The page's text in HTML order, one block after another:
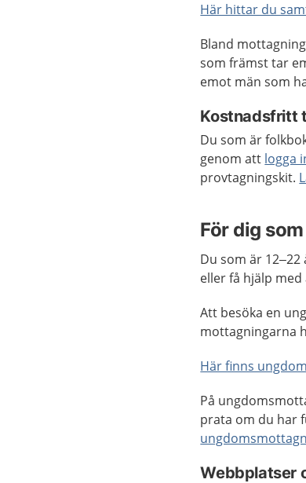
Här hittar du
Bland
som främst tar
emot män som
Kostnadsfritt
Du som är
genom att logga
provtagningskit.
För dig
Du som är
eller få hjälp
Att besöka en
mottagningarna
Här finns
På
prata om du har
Webbplatser